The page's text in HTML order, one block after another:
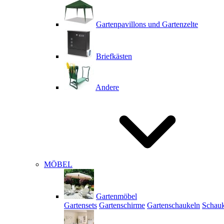
Gartenpavillons und Gartenzelte
Briefkästen
Andere
MÖBEL
Gartenmöbel
Gartensets Gartenschirme Gartenschaukeln